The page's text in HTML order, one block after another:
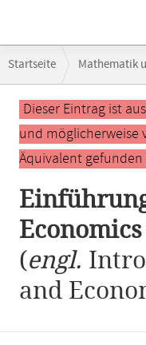
Navigation
Startseite Mathematik
Hauptinhalt
Dieser Eintrag ist
und möglicherweise
Äquivalent gefunden
Economics
(engl.
and